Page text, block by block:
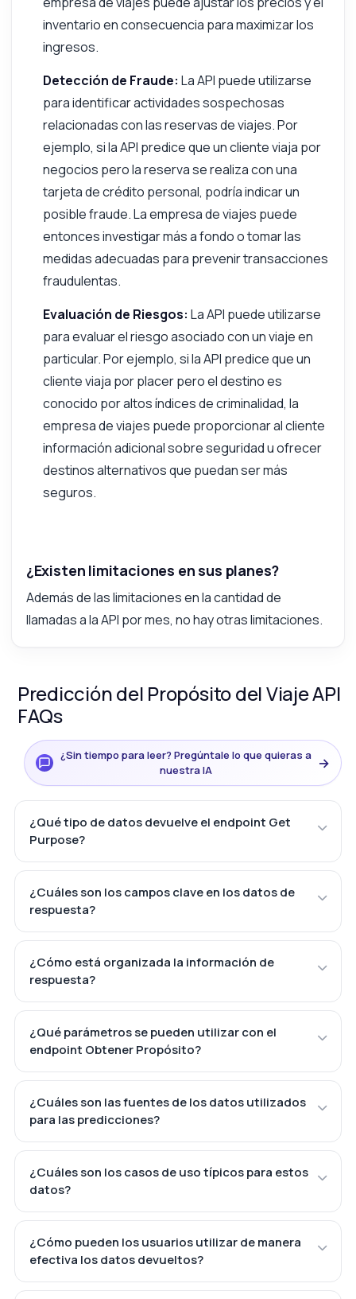
inventario en consecuencia para maximizar los
ingresos.
Detección de Fraude: La API puede utilizarse
para identificar actividades sospechosas
relacionadas con las reservas de viajes. Por
ejemplo, si la API predice que un cliente viaja por
negocios pero la reserva se realiza con una
tarjeta de crédito personal, podría indicar un
posible fraude. La empresa de viajes puede
entonces investigar más a fondo o tomar las
medidas adecuadas para prevenir transacciones
fraudulentas.
Evaluación de Riesgos: La API puede utilizarse
para evaluar el riesgo asociado con un viaje en
particular. Por ejemplo, si la API predice que un
cliente viaja por placer pero el destino es
conocido por altos índices de criminalidad, la
empresa de viajes puede proporcionar al cliente
información adicional sobre seguridad u ofrecer
destinos alternativos que puedan ser más
seguros.
¿Existen limitaciones en sus planes?
Además de las limitaciones en la cantidad de
llamadas a la API por mes, no hay otras limitaciones.
Predicción del Propósito del Viaje API
FAQs
¿Sin tiempo para leer? Pregúntale lo que quieras a
nuestra IA
→
¿Qué tipo de datos devuelve el endpoint Get
Purpose?
¿Cuáles son los campos clave en los datos de
respuesta?
¿Cómo está organizada la información de
respuesta?
¿Qué parámetros se pueden utilizar con el
endpoint Obtener Propósito?
¿Cuáles son las fuentes de los datos utilizados
para las predicciones?
¿Cuáles son los casos de uso típicos para estos
datos?
¿Cómo pueden los usuarios utilizar de manera
efectiva los datos devueltos?